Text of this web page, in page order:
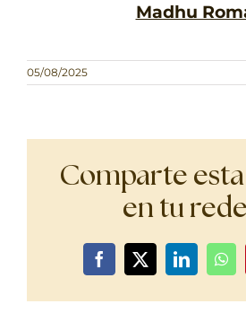
Madhu
05/08/2025
Comparte
en tu
Facebook
X LinkedIn